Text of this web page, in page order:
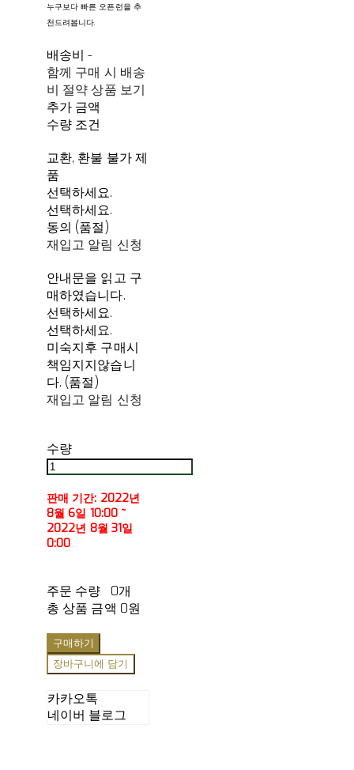
누구보다 빠른 오픈런을 추
천드려봅니다.
배송비-
함께 구매 시 배송
비 절약 상품 보기
추가 금액
수량 조건
교환, 환불 불가 제
품
선택하세요.
선택하세요.
동의 (품절)
재입고 알림 신청
안내문을 읽고 구
매하였습니다.
선택하세요.
선택하세요.
미숙지후 구매시
책임지지않습니
다. (품절)
재입고 알림 신청
수량
판매 기간: 2022년
8월 6일 10:00 ~
2022년 8월 31일
0:00
주문 수량
0개
총 상품 금액 0원
구매하기
장바구니에 담기
카카오톡
네이버 블로그